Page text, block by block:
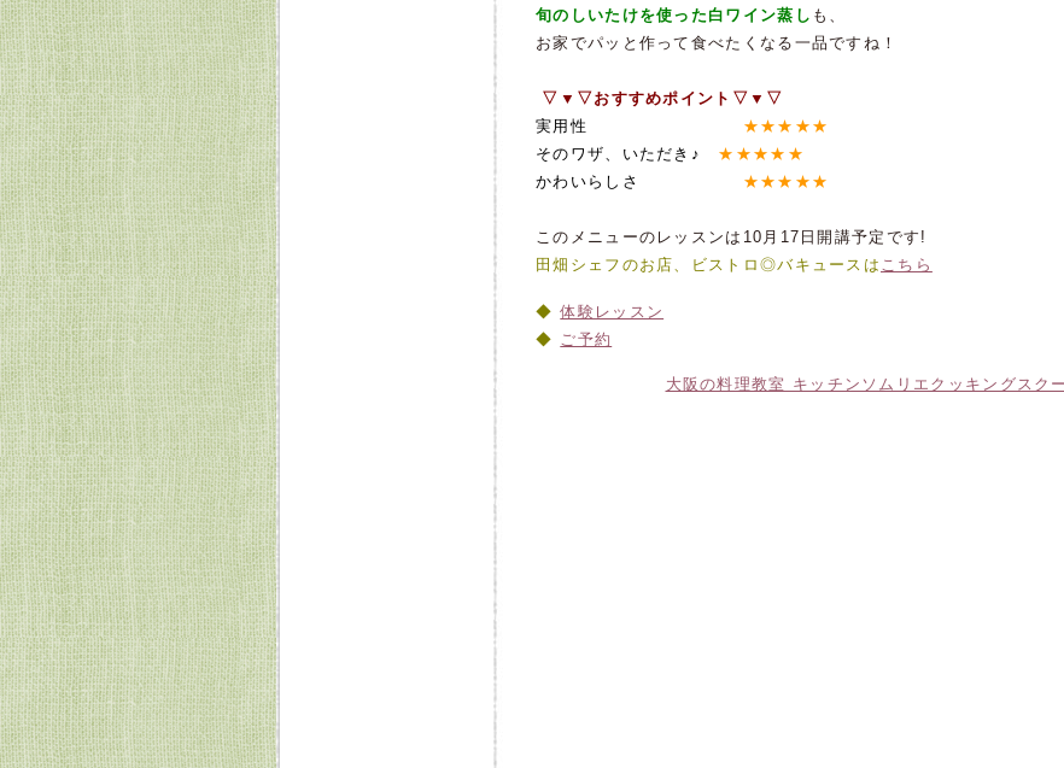
旬のしいたけを使った白ワイン蒸し も、
お家でパッと作って食べたくなる一品ですね！
▽▼▽おすすめポイント▽▼▽
実用性 ★★★★★
そのワザ、いただき♪
★★★★★
かわいらしさ ★ ★★★★
このメニューのレッスンは10月17日開講予定です!
田畑シェフのお店、ビストロ◎バキュースは こちら
体験レッスン
ご予約
大阪の料理教室 キッチンソムリエクッキングスク